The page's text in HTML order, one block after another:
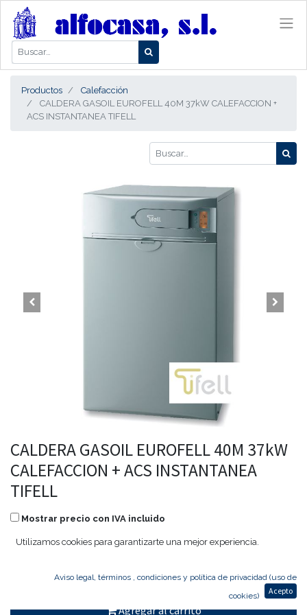
Productos
Calefacción
CALDERA GASOIL EUROFELL 40M 37kW CALEFACCION +
ACS INSTANTANEA TIFELL
CALDERA GASOIL EUROFELL 40M 37kW
CALEFACCION + ACS INSTANTANEA
TIFELL
Mostrar precio con IVA incluido
3.144,00€2.263,68€
Agregar al carrito
Utilizamos cookies para garantizarte una mejor experiencia.
Aviso legal, términos , condiciones y política de privacidad (uso de
cookies)
Acepto